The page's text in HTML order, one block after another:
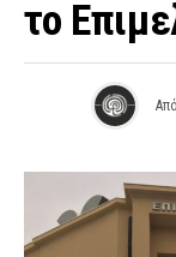
το
Από